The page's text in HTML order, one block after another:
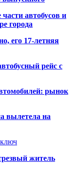
автобусов и
города
его 17-летняя
рейс с
рынок
вылетела на
житель